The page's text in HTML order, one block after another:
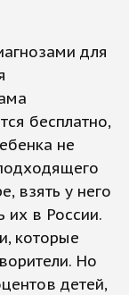
для
бесплатно,
не
взять у него
их в России.
которые
Но
детей,